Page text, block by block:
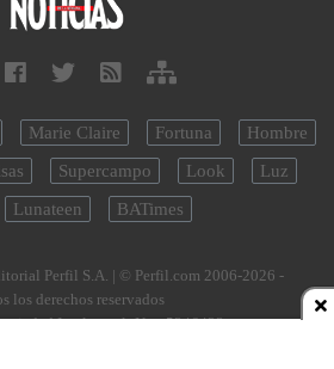
Marie Claire Fortuna
Hombre
Supercampo Look
Luz
Lunateen BATimes
Perfil S.A. | © Perfil.com 2006-2026 -
los derechos reservados
Intelectual: Nro. 5346433